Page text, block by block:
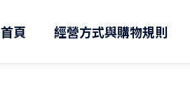
首頁 經營方式與購物規則